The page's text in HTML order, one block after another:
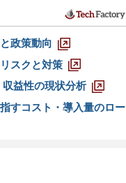
政策動向
スクと対策
益性の現状分析
すコスト・導入量のロー